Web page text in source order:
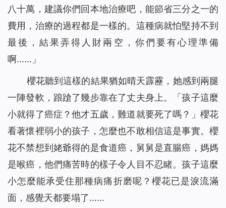
八十萬，建議你們回本地治療吧，能節省三分之一的
費用，治療的過程都是一樣的。這種病就怕堅持不到
最後，結果弄得人財兩空，你們要有心理準備
啊……」
櫻花聽到這樣的結果猶如晴天霹靂，她感到兩腿
一陣發軟，踉蹌了幾步靠在了丈夫身上。「孩子這麼
小就得了癌症？他才五歲，難道就要死了嗎？」櫻花
看著懷裡弱小的孩子，怎麼也不敢相信這是事實。櫻
花不禁想到姥爺得的是食道癌，舅舅是直腸癌，媽媽
是喉癌，他們痛苦時的樣子令人目不忍睹。孩子這麼
小怎麼能承受住那種病痛折磨呢？櫻花已是淚流滿
面，感覺天都要塌了……